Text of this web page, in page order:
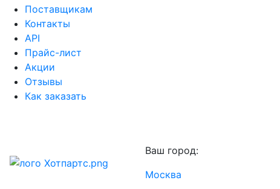
Поставщикам
Контакты
API
Прайс-лист
Акции
Отзывы
Как заказать
Ваш город:
Москва